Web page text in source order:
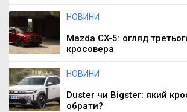
НОВИНИ
Mazda CX-5: огляд
кросовера
НОВИНИ
Duster чи Bigster: який
обрати?